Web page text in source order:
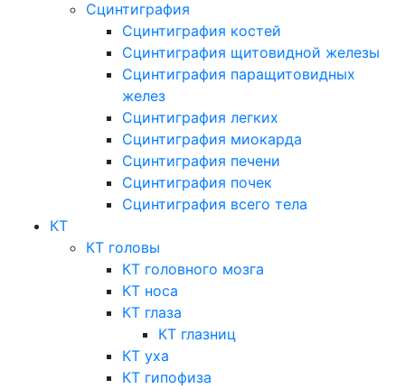
Сцинтиграфия
Сцинтиграфия костей
Сцинтиграфия щитовидной железы
Сцинтиграфия паращитовидных
желез
Сцинтиграфия легких
Сцинтиграфия миокарда
Сцинтиграфия печени
Сцинтиграфия почек
Сцинтиграфия всего тела
КТ
КТ головы
КТ головного мозга
КТ носа
КТ глаза
КТ глазниц
КТ уха
КТ гипофиза